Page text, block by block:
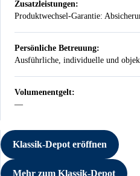
Zusatzleistungen:
Produktwechsel-Garantie:
Persönliche Betreuung:
Ausführliche, individuelle und
Volumenentgelt:
—
Klassik-Depot eröffnen
Mehr zum Klassik-Depot